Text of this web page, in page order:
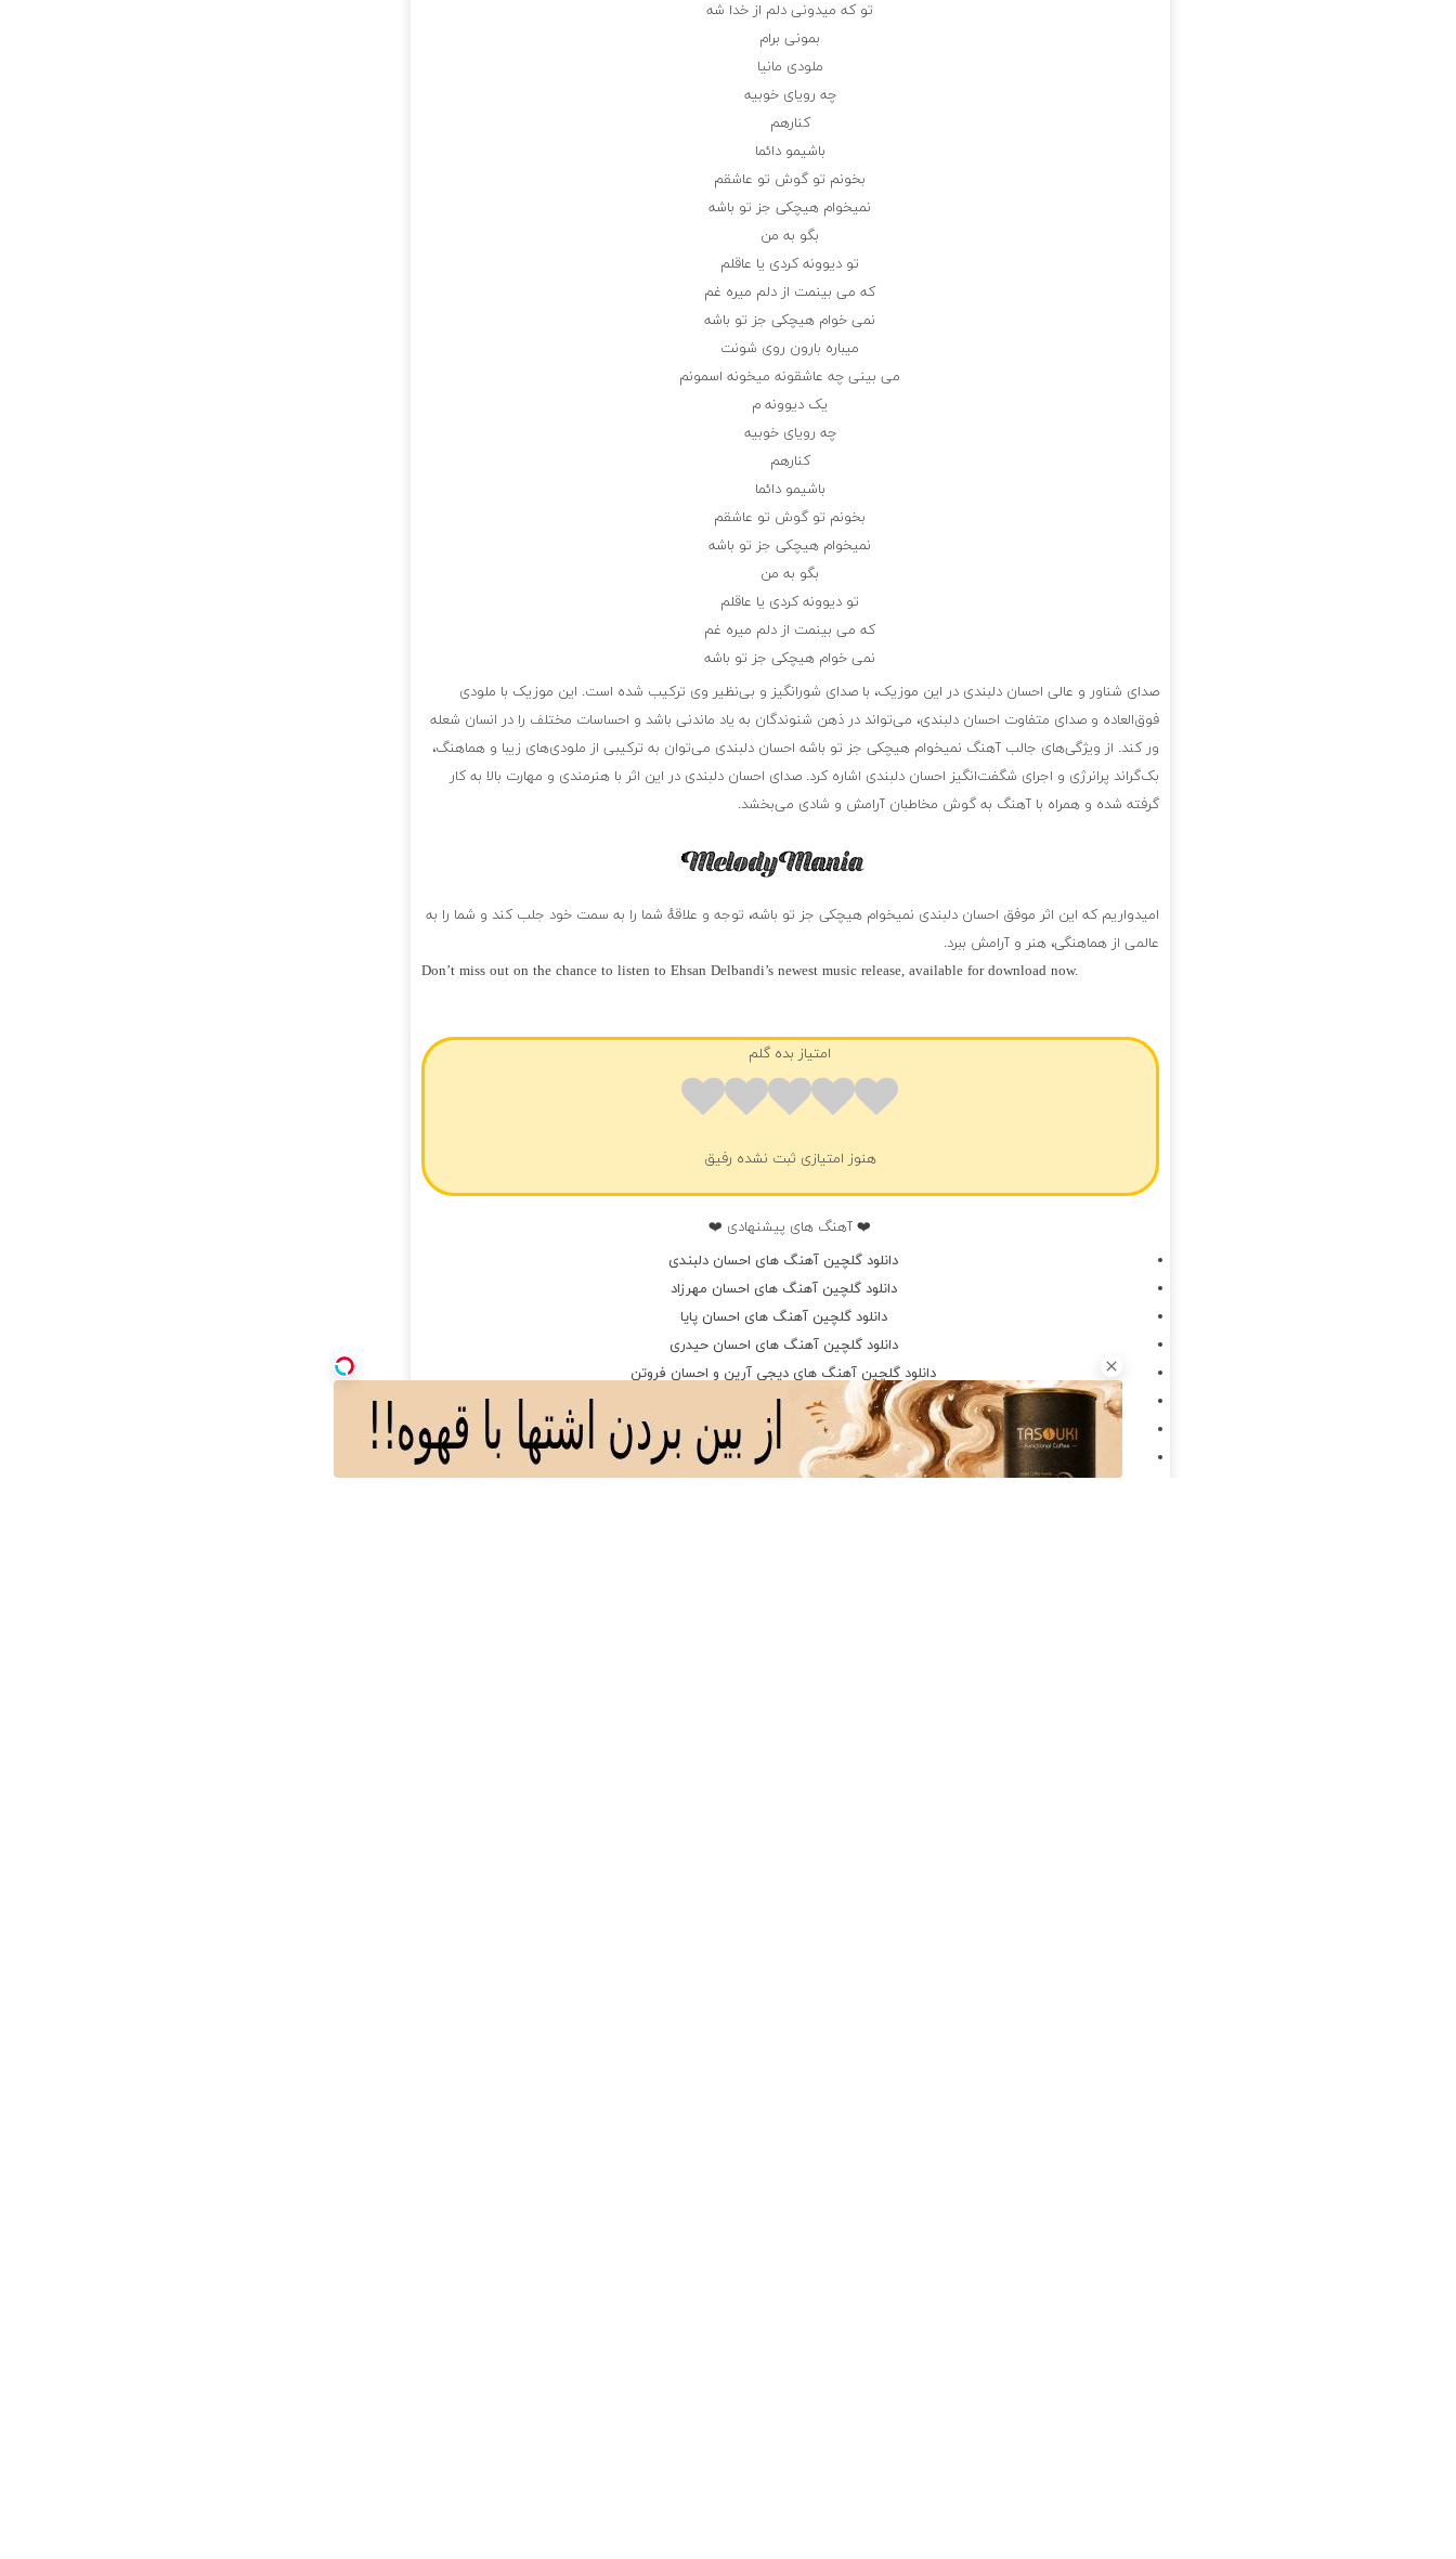
تو که میدونی دلم از خدا شه
بمونی برام
ملودی مانیا
چه رویای خوبیه
کنارهم
باشیمو دائما
بخونم تو گوش تو عاشقم
نمیخوام هیچکی جز تو باشه
بگو به من
تو دیوونه کردی یا عاقلم
که می بینمت از دلم میره غم
نمی خوام هیچکی جز تو باشه
میباره بارون روی شونت
می بینی چه عاشقونه میخونه اسمونم
یک دیوونه م
چه رویای خوبیه
کنارهم
باشیمو دائما
بخونم تو گوش تو عاشقم
نمیخوام هیچکی جز تو باشه
بگو به من
تو دیوونه کردی یا عاقلم
که می بینمت از دلم میره غم
نمی خوام هیچکی جز تو باشه
صدای شناور و عالی احسان دلبندی در این موزیک، با صدای شورانگیز و بی‌نظیر وی ترکیب شده است. این موزیک با ملودی
فوق‌العاده و صدای متفاوت احسان دلبندی، می‌تواند در ذهن شنوندگان به یاد ماندنی باشد و احساسات مختلف را در انسان شعله
ور کند. از ویژگی‌های جالب آهنگ نمیخوام هیچکی جز تو باشه احسان دلبندی می‌توان به ترکیبی از ملودی‌های زیبا و هماهنگ،
بک‌گراند پرانرژی و اجرای شگفت‌انگیز احسان دلبندی اشاره کرد. صدای احسان دلبندی در این اثر با هنرمندی و مهارت بالا به کار
گرفته شده و همراه با آهنگ به گوش مخاطبان آرامش و شادی می‌بخشد.
امیدواریم که این اثر موفق احسان دلبندی نمیخوام هیچکی جز تو باشه، توجه و علاقهٔ شما را به سمت خود جلب کند و شما را به
عالمی از هماهنگی، هنر و آرامش ببرد.
Don’t miss out on the chance to listen to Ehsan Delbandi’s newest music release, available for download now.
امتیاز بده گلم
هنوز امتیازی ثبت نشده رفیق
❤️ آهنگ های پیشنهادی ❤️
دانلود گلچین آهنگ های احسان دلبندی
دانلود گلچین آهنگ های احسان مهرزاد
دانلود گلچین آهنگ های احسان پایا
دانلود گلچین آهنگ های احسان حیدری
دانلود گلچین آهنگ های دیجی آرین و احسان فروتن
دانلود گلچین آهنگ های احسان نیکبخش
دانلود گلچین آهنگ های احسان آریا
دانلود گلچین آهنگ های احسان پورجعفری